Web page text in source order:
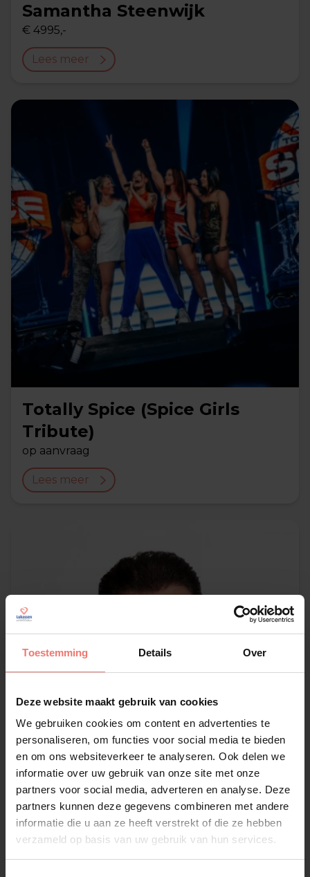
Toestemming Details Over
Deze website maakt gebruik van cookies
We gebruiken cookies om content en advertenties te
personaliseren, om functies voor social media te bieden
en om ons websiteverkeer te analyseren. Ook delen we
informatie over uw gebruik van onze site met onze
partners voor social media, adverteren en analyse. Deze
partners kunnen deze gegevens combineren met andere
informatie die u aan ze heeft verstrekt of die ze hebben
verzameld op basis van uw gebruik van hun services.
Samantha Steenwijk
€ 4995,-
Lees meer
Totally Spice (Spice Girls
Tribute)
op aanvraag
Lees meer
Jeffrey Heesen